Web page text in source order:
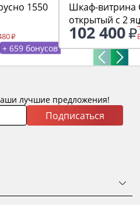
1550
+ 659 бонусов
Шкаф-витрина
открытый с 2
Б3.19.04
102 400
лучшие предложения!
Подписаться